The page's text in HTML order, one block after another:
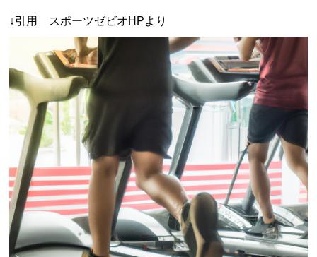
↓引用 スポーツゼビオHPより